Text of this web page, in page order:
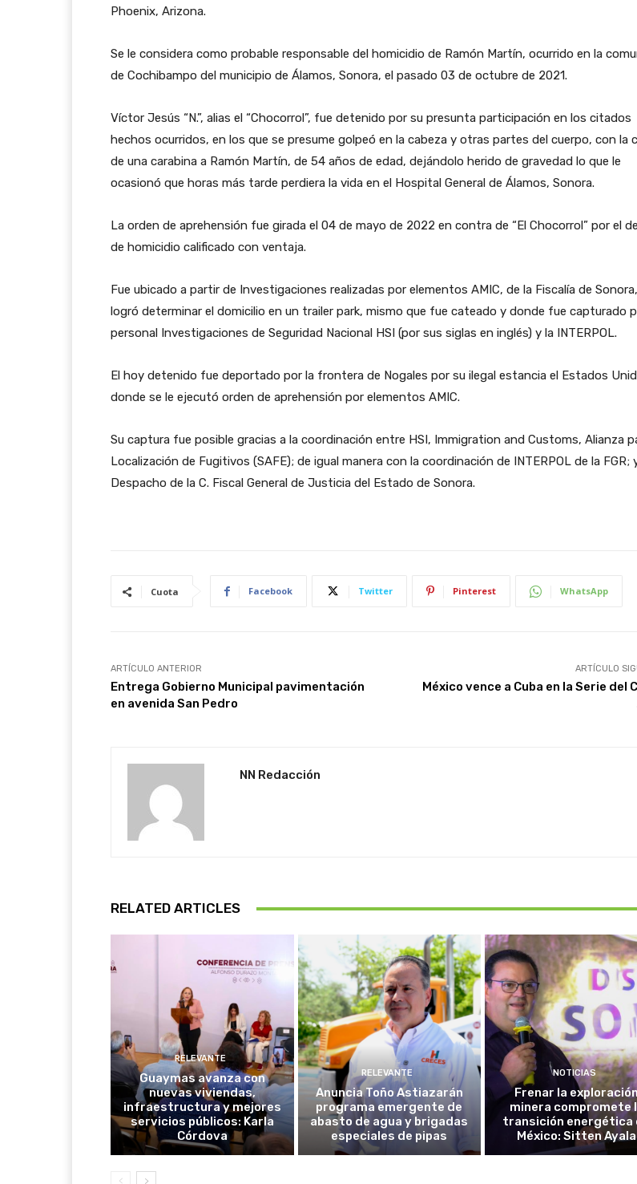
Phoenix, Arizona.
Se le considera como probable responsable del homicidio de Ramón Martín, ocurrido en la
de Cochibampo del municipio de Álamos, Sonora, el pasado 03 de octubre de 2021.
Víctor Jesús “N.”, alias el “Chocorrol”, fue detenido por su presunta participación en los citados
hechos ocurridos, en los que se presume golpeó en la cabeza y otras partes del cuerpo, con la
de una carabina a Ramón Martín, de 54 años de edad, dejándolo herido de gravedad lo que le
ocasionó que horas más tarde perdiera la vida en el Hospital General de Álamos, Sonora.
La orden de aprehensión fue girada el 04 de mayo de 2022 en contra de “El Chocorrol” por el
de homicidio calificado con ventaja.
Fue ubicado a partir de Investigaciones realizadas por elementos AMIC, de la Fiscalía de
logró determinar el domicilio en un trailer park, mismo que fue cateado y donde fue capturado
personal Investigaciones de Seguridad Nacional HSI (por sus siglas en inglés) y la INTERPOL.
El hoy detenido fue deportado por la frontera de Nogales por su ilegal estancia el Estados
donde se le ejecutó orden de aprehensión por elementos AMIC.
Su captura fue posible gracias a la coordinación entre HSI, Immigration and Customs, Alianza
Localización de Fugitivos (SAFE); de igual manera con la coordinación de INTERPOL de la FGR;
Despacho de la C. Fiscal General de Justicia del Estado de Sonora.
Cuota Facebook Twitter Pinterest WhatsApp
ARTÍCULO ANTERIOR
Entrega Gobierno Municipal pavimentación
en avenida San Pedro
ARTÍCULO
México vence a Cuba en la Serie del
NN Redacción
RELATED ARTICLES
RELEVANTE
Guaymas avanza con
nuevas viviendas,
infraestructura y mejores
servicios públicos: Karla
Córdova
RELEVANTE
Anuncia Toño Astiazarán
programa emergente de
abasto de agua y brigadas
especiales de pipas
NOTICIAS
Frenar la
minera compromete
transición energética
México: Sitten Ayala